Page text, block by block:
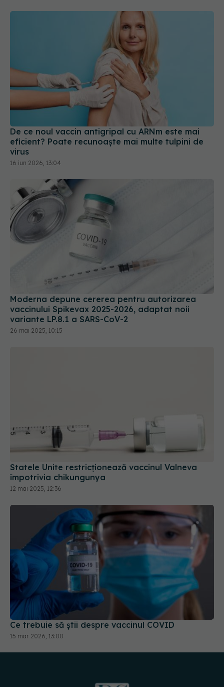
De ce noul vaccin antigripal cu ARNm este mai
eficient? Poate recunoaște mai multe tulpini de
virus
Moderna depune cererea pentru autorizarea
vaccinului Spikevax 2025-2026, adaptat noii
variante LP.8.1 a SARS-CoV-2
26 mai 2025, 10:15
Statele Unite restricţionează vaccinul Valneva
împotrivia chikungunya
12 mai 2025, 12:36
Ce trebuie să știi despre vaccinul COVID
15 mar 2026, 13:00
URMĂREȘTE-NE PE: